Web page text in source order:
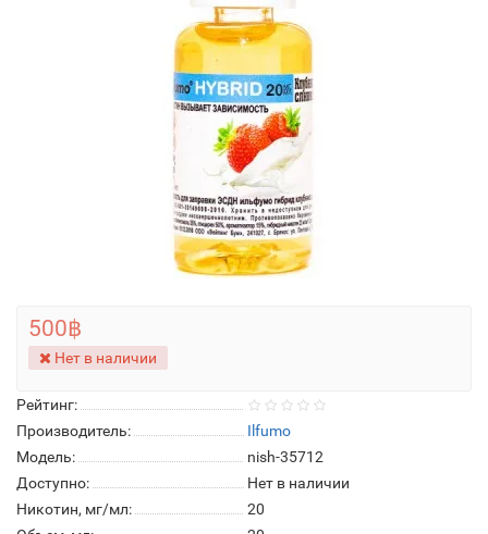
Рейтинг:
Производитель:
Ilfumo
Модель:
nish-35712
Доступно:
Нет в наличии
Никотин, мг/мл:
20
500฿
Нет в наличии